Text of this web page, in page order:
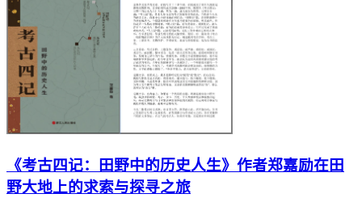
《考古四记：田野中的历史人生》作者郑嘉励在田
野大地上的求索与探寻之旅